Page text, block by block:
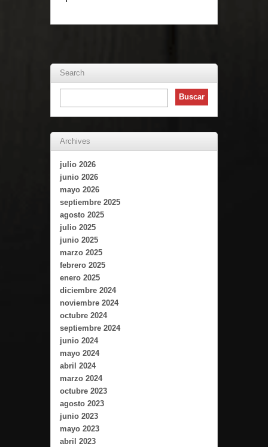
Search
Archives
julio 2026
junio 2026
mayo 2026
septiembre 2025
agosto 2025
julio 2025
junio 2025
marzo 2025
febrero 2025
enero 2025
diciembre 2024
noviembre 2024
octubre 2024
septiembre 2024
junio 2024
mayo 2024
abril 2024
marzo 2024
octubre 2023
agosto 2023
junio 2023
mayo 2023
abril 2023